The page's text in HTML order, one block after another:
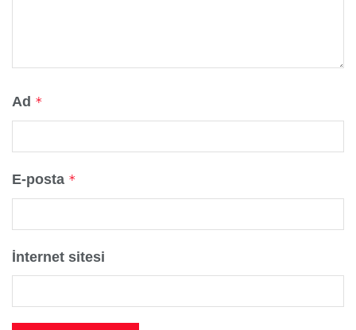
Ad *
E-posta *
İnternet sitesi